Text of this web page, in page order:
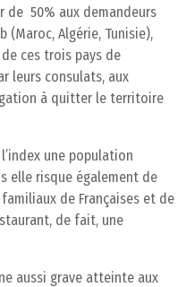
de 50% aux demandeurs
(Maroc, Algérie, Tunisie),
ces trois pays de
leurs consulats, aux
à quitter le territoire
une population
elle risque également de
de Françaises et de
de fait, une
aussi grave atteinte aux